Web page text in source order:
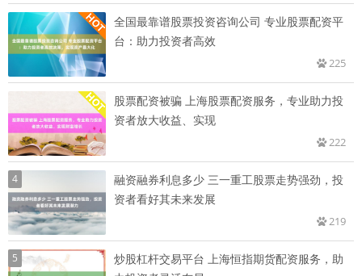
全国最靠谱股票投资咨询公司 专业股票配资平
台：助力投资者高效
225
股票配资被骗 上海股票配资服务，专业助力投
资者放大收益、实现
222
4
融资融券利息多少 三一重工股票走势强劲，投
资者看好其未来发展
219
5
炒股杠杆交易平台 上海恒指期货配资服务，助